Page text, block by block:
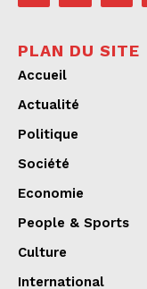
PLAN DU SITE
Accueil
Actualité
Politique
Société
Economie
People & Sports
Culture
International